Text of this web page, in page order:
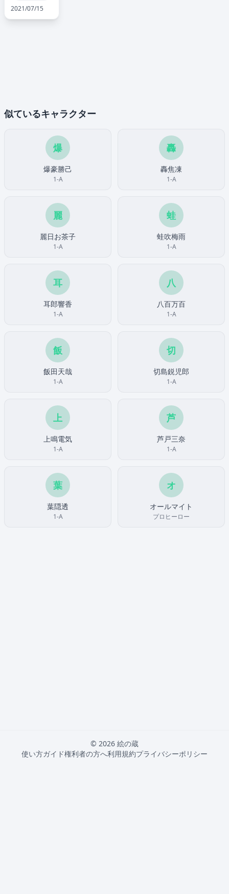
2021/07/15
似ているキャラクター
爆
爆豪勝己
1-A
轟
轟焦凍
1-A
麗
麗日お茶子
1-A
蛙
蛙吹梅雨
1-A
耳
耳郎響香
1-A
八
八百万百
1-A
飯
飯田天哉
1-A
切
切島鋭児郎
1-A
上
上鳴電気
1-A
芦
芦戸三奈
1-A
葉
葉隠透
1-A
オ
オールマイト
プロヒーロー
© 2026 絵の蔵
使い方ガイド権利者の方へ利用規約プライバシーポリシー